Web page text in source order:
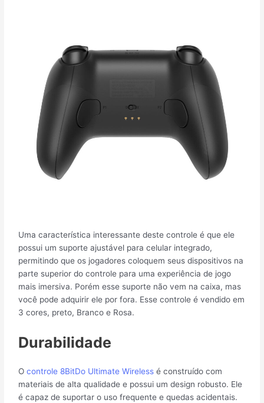
Uma característica interessante deste controle é que ele
possui um suporte ajustável para celular integrado,
permitindo que os jogadores coloquem seus dispositivos na
parte superior do controle para uma experiência de jogo
mais imersiva. Porém esse suporte não vem na caixa, mas
você pode adquirir ele por fora. Esse controle é vendido em
3 cores, preto, Branco e Rosa.
Durabilidade
Ocontrole 8BitDo Ultimate Wireless é construído com
materiais de alta qualidade e possui um design robusto. Ele
é capaz de suportar o uso frequente e quedas acidentais.